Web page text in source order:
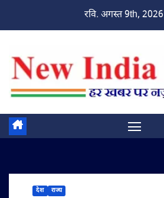
रवि. अगस्त 9th, 2026
देश राज्य